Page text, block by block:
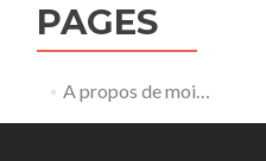
PAGES
A propos de moi…